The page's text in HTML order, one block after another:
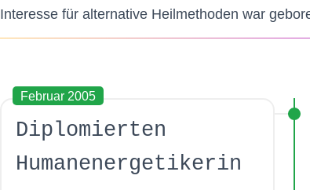
Interesse für alternative Heilmethoden war
Februar 2005
Diplomierten
Humanenergetikerin